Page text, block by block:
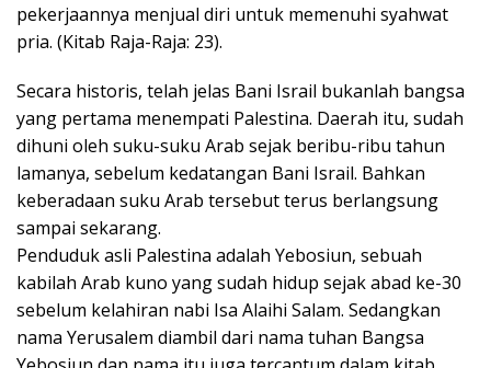
pekerjaannya menjual diri untuk memenuhi syahwat
pria. (Kitab Raja-Raja: 23).
Secara historis, telah jelas Bani Israil bukanlah bangsa
yang pertama menempati Palestina. Daerah itu, sudah
dihuni oleh suku-suku Arab sejak beribu-ribu tahun
lamanya, sebelum kedatangan Bani Israil. Bahkan
keberadaan suku Arab tersebut terus berlangsung
sampai sekarang.
Penduduk asli Palestina adalah Yebosiun, sebuah
kabilah Arab kuno yang sudah hidup sejak abad ke-30
sebelum kelahiran nabi Isa Alaihi Salam. Sedangkan
nama Yerusalem diambil dari nama tuhan Bangsa